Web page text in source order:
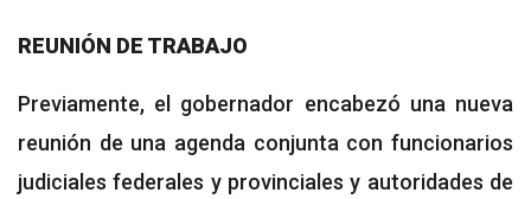
REUNIÓN DE TRABAJO
Previamente, el gobernador encabezó una nueva
reunión de una agenda conjunta con funcionarios
judiciales federales y provinciales y autoridades de